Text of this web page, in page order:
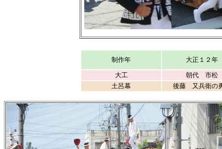
制作年 大正１２年
大工
朝代 市松
土呂幕
後藤 又兵衛の